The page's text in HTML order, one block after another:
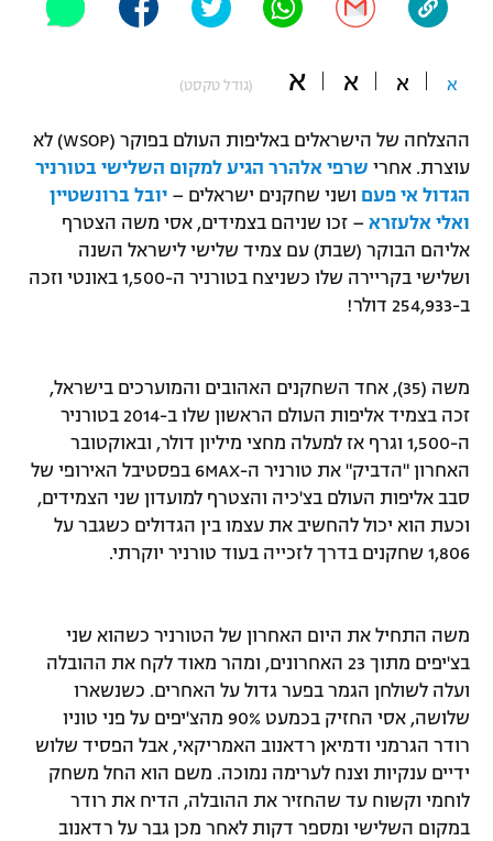
"מחצית בשכונה" – פודקאסט
תקנון משתתפים וזוכים בפרסים
תקנון עבור פעילות אלקטרה
תקנון עבור פעילות ספורט 1 – "מרלן"
טניס
גיימינג E-Sports
מדיניות פרטיות
תקנון פעילות ספורט 1
רשיון להקרנה פומבית לבית עסק
לוח דרושים – ג'ובנט
תגיות
כדורמים
פוטבול אמריקאי NFL
בייסבול MLB
ספורט אתגרי ואקסטרים
גיימינג E-Sports
א א א א (גודל טקסט)
ההצלחה של הישראלים באליפות העולם בפוקר (WSOP) לא
עוצרת. אחרי שרפי אלהרר הגיע למקום השלישי בטורניר
הגדול אי פעם ושני שחקנים ישראלים – יובל ברונשטיין
ואלי אלעזרא – זכו שניהם בצמידים, אסי משה הצטרף
אליהם הבוקר (שבת) עם צמיד שלישי לישראל השנה
ושלישי בקריירה שלו כשניצח בטורניר ה-1,500 באונטי וזכה
ב-254,933 דולר!
משה (35), אחד השחקנים האהובים והמוערכים בישראל,
זכה בצמיד אליפות העולם הראשון שלו ב-2014 בטורניר
ה-1,500 וגרף אז למעלה מחצי מיליון דולר, ובאוקטובר
האחרון "הדביק" את טורניר ה-6MAX בפסטיבל האירופי של
סבב אליפות העולם בצ'כיה והצטרף למועדון שני הצמידים,
וכעת הוא יכול להחשיב את עצמו בין הגדולים כשגבר על
1,806 שחקנים בדרך לזכייה בעוד טורניר יוקרתי.
משה התחיל את היום האחרון של הטורניר כשהוא שני
בצ'יפים מתוך 23 האחרונים, ומהר מאוד לקח את ההובלה
ועלה לשולחן הגמר בפער גדול על האחרים. כשנשארו
שלושה, אסי החזיק בכמעט 90% מהצ'יפים על פני טוניו
רודר הגרמני ודמיאן רדאנוב האמריקאי, אבל הפסיד שלוש
ידיים ענקיות וצנח לערימה נמוכה. משם הוא החל משחק
לוחמי וקשוח עד שהחזיר את ההובלה, הדיח את רודר
במקום השלישי ומספר דקות לאחר מכן גבר על רדאנוב